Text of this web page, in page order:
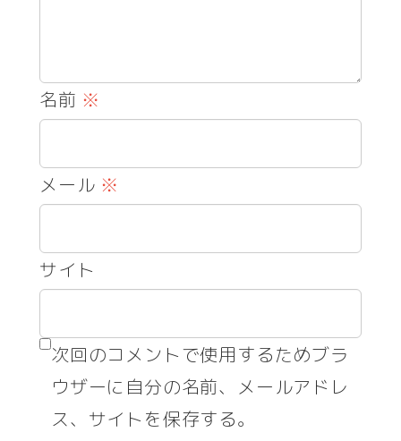
名前 ※
メール ※
サイト
次回のコメントで使用するためブラ
ウザーに自分の名前、メールアドレ
ス、サイトを保存する。